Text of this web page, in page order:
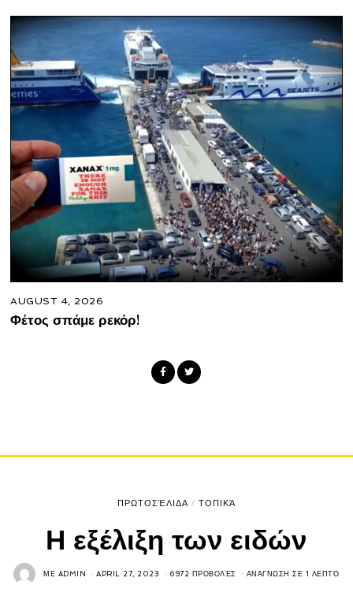
AUGUST 4, 2026
Φέτος σπάμε ρεκόρ!
ΠΡΩΤΟΣΈΛΙΔΑ / ΤΟΠΙΚΆ
Η εξέλιξη των ειδών
ΜΕ ADMIN APRIL 27, 2023 6972 ΠΡΟΒΟΛΈΣ ΑΝΆΓΝΩΣΗ ΣΕ 1 ΛΕΠΤΌ